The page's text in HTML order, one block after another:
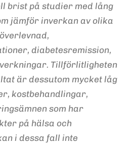
brist på studier med lång
jämför inverkan av olika
diabetesremission,
Tillförlitligheten
är dessutom mycket låg
kostbehandlingar,
som har
på hälsa och
i dessa fall inte